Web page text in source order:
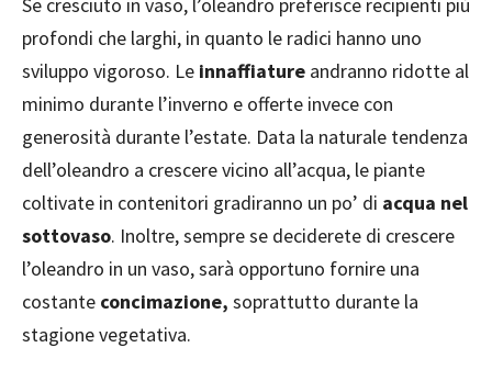
profondi che larghi, in quanto le radici hanno uno
sviluppo vigoroso. Le innaffiature andranno ridotte al
minimo durante l’inverno e offerte invece con
generosità durante l’estate. Data la naturale tendenza
dell’oleandro a crescere vicino all’acqua, le piante
coltivate in contenitori gradiranno un po’ di acqua nel
sottovaso. Inoltre, sempre se deciderete di crescere
l’oleandro in un vaso, sarà opportuno fornire una
costante concimazione, soprattutto durante la
stagione vegetativa.